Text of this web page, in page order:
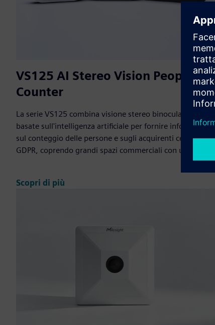
VS125 AI Stereo Vision People
Counter
La serie VS125 combina visione stereo binoculare e analisi
basate sull'intelligenza artificiale per fornire informazioni
sul conteggio delle persone e sugli acquirenti certificati
GDPR, coprendo grandi spazi commerciali con un mas...
Scopri di più